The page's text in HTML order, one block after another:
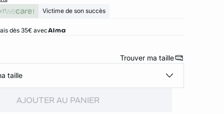
Victime de son succès
dès 35€ avec
Trouver ma taille
taille
AJOUTER AU PANIER